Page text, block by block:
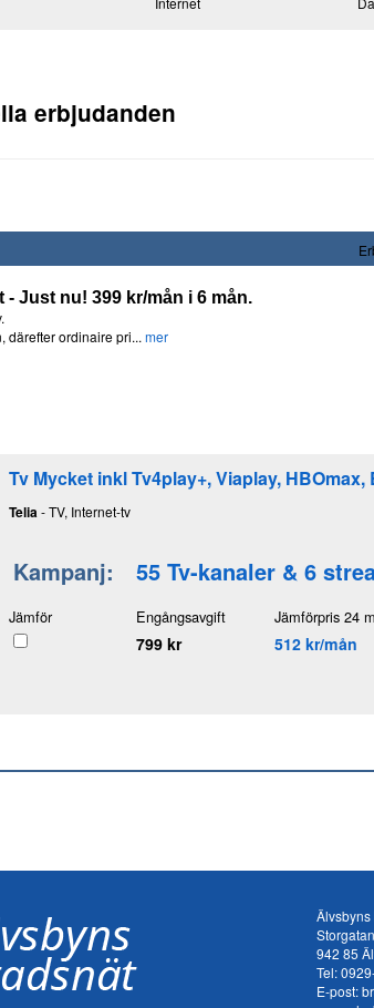
erbjudanden
- Just nu! 399 kr/mån i 6 mån.
därefter ordinaire pri... mer
Tv Mycket inkl Tv4play+, Viaplay,
Telia- TV, Internet-tv
Kampanj: 55 Tv-kanaler & 6
Jämför Engångsavgift
799 kr
Jämförpris 24
512 kr/mån
Älvsbyns
942 85
Tel:
E-post: